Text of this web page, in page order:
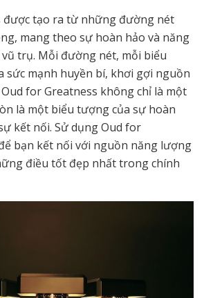
được tạo ra từ những đường nét
mang theo sự hoàn hảo và năng
trụ. Mỗi đường nét, mỗi biểu
sức mạnh huyền bí, khơi gợi nguồn
for Greatness không chỉ là một
là một biểu tượng của sự hoàn
kết nối. Sử dụng Oud for
bạn kết nối với nguồn năng lượng
điều tốt đẹp nhất trong chính